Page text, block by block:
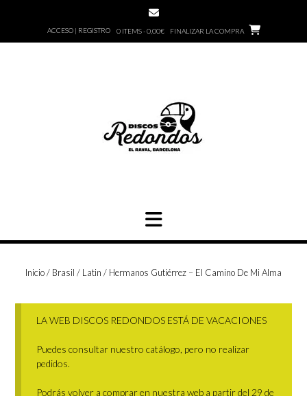
ACCESO | REGISTRO 0 ITEMS - 0,00€ FINALIZAR LA COMPRA
Inicio/ Brasil / Latin / Hermanos Gutiérrez – El Camino De Mi Alma
LA WEB DISCOS REDONDOS ESTÁ DE VACACIONES
Puedes consultar nuestro catálogo, pero no realizar
pedidos.
Podrás volver a comprar en nuestra web a partir del 29 de